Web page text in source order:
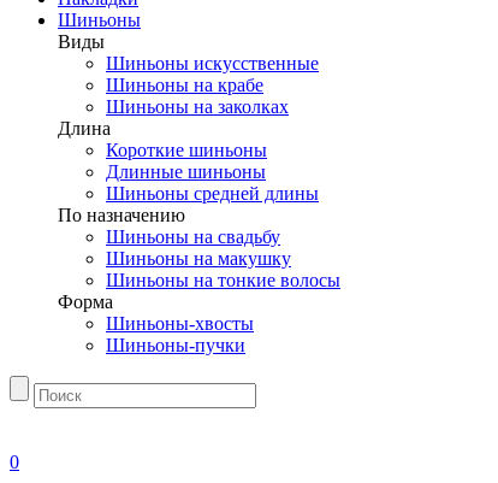
Шиньоны
Виды
Шиньоны искусственные
Шиньоны на крабе
Шиньоны на заколках
Длина
Короткие шиньоны
Длинные шиньоны
Шиньоны средней длины
По назначению
Шиньоны на свадьбу
Шиньоны на макушку
Шиньоны на тонкие волосы
Форма
Шиньоны-хвосты
Шиньоны-пучки
0